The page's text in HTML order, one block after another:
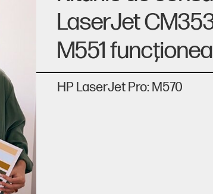
LaserJet
M551
HP LaserJet Pro: M570